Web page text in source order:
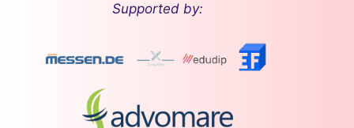
Supported by: